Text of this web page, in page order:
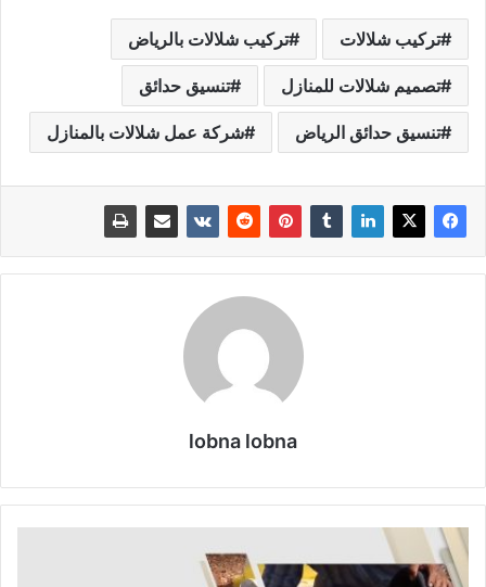
تركيب شلالات تركيب شلالات بالرياض
تصميم شلالات للمنازل تنسيق حدائق
تنسيق حدائق الرياض شركة عمل شلالات بالمنازل
lobna lobna